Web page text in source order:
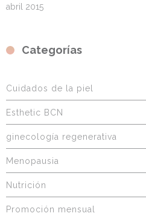
abril 2015
Categorías
Cuidados de la piel
Esthetic BCN
ginecología regenerativa
Menopausia
Nutrición
Promoción mensual